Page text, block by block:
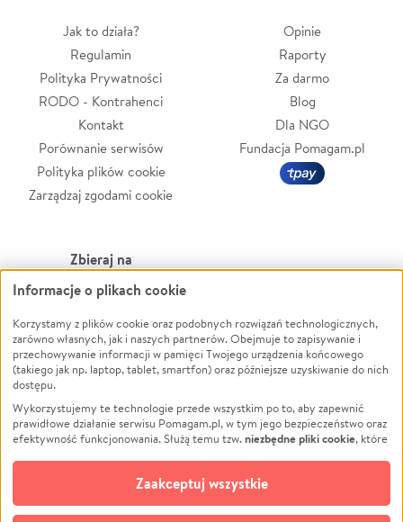
Jak to działa?
Regulamin
Polityka Prywatności
RODO - Kontrahenci
Kontakt
Porównanie serwisów
Polityka plików cookie
Zarządzaj zgodami cookie
Opinie
Raporty
Za darmo
Blog
Dla NGO
Fundacja Pomagam.pl
Zbieraj na
Leczenie
Zwierzęta
Pożar
Ukraina
Pomoc Finansowa
Projekty
Pogrzeb
Społeczność lokalna
Kultura
Powódź
Wichura
NGO
Edukacja
Podróż
Impreza
Ochrona środowiska
Biznes
Informacje o plikach cookie
Korzystamy z plików cookie oraz podobnych rozwiązań technologicznych,
zarówno własnych, jak i naszych partnerów. Obejmuje to zapisywanie i
przechowywanie informacji w pamięci Twojego urządzenia końcowego
(takiego jak np. laptop, tablet, smartfon) oraz późniejsze uzyskiwanie do nich
dostępu.
Wykorzystujemy te technologie przede wszystkim po to, aby zapewnić
prawidłowe działanie serwisu Pomagam.pl, w tym jego bezpieczeństwo oraz
efektywność funkcjonowania. Służą temu tzw.niezbędne pliki cookie, które
opcjonalnych plików cookie
technologii do celów analitycznych i retargetingowych. Możesz wyrazić
zgodę na ich stosowanie lub jej odmówić. W dowolnym momencie masz
Zaakceptuj wszystkie